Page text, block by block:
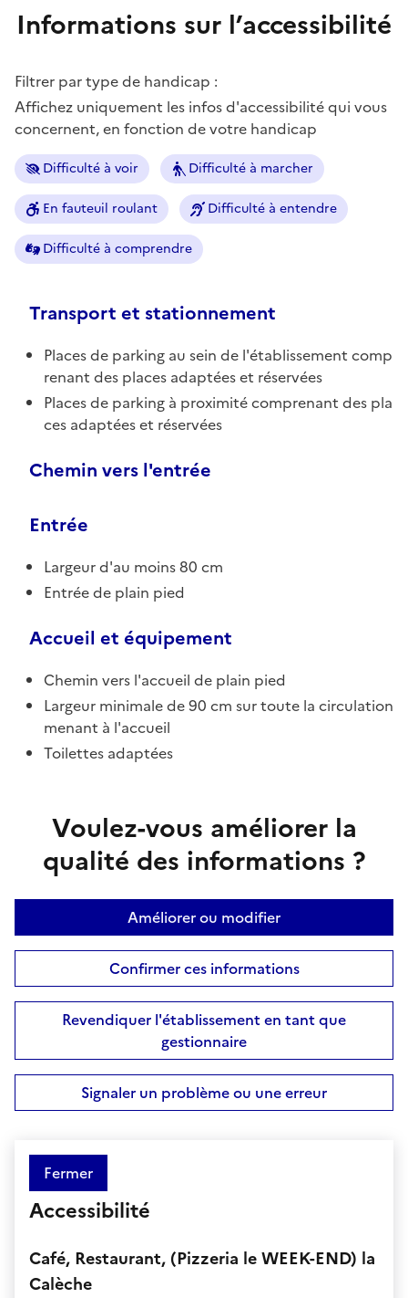
Informations sur l’accessibilité
Filtrer par type de handicap :
Affichez uniquement les infos d'accessibilité qui vous
concernent, en fonction de votre handicap
Difficulté à voir Difficulté à marcher
En fauteuil roulant Difficulté à entendre
Difficulté à comprendre
Transport et stationnement
Places de parking au sein de l'établissement comp
renant des places adaptées et réservées
Places de parking à proximité comprenant des pla
ces adaptées et réservées
Chemin vers l'entrée
Entrée
Largeur d'au moins 80 cm
Entrée de plain pied
Accueil et équipement
Chemin vers l'accueil de plain pied
Largeur minimale de 90 cm sur toute la circulation
menant à l'accueil
Toilettes adaptées
Voulez-vous améliorer la
qualité des informations ?
Améliorer ou modifier
Confirmer ces informations
Revendiquer l'établissement en tant que
gestionnaire
Signaler un problème ou une erreur
Fermer
Accessibilité
Café, Restaurant, (Pizzeria le WEEK-END) la
Calèche